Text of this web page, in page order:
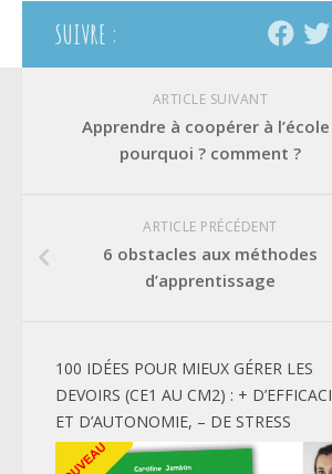
SUIVRE :
ARTICLE SUIVANT
Apprendre à coopérer à l’école
pourquoi ? comment ?
ARTICLE PRÉCÉDENT
6 obstacles aux méthodes
d’apprentissage
100 IDÉES POUR MIEUX GÉRER LES
DEVOIRS (CE1 AU CM2) : +
ET D’AUTONOMIE, – DE STRESS